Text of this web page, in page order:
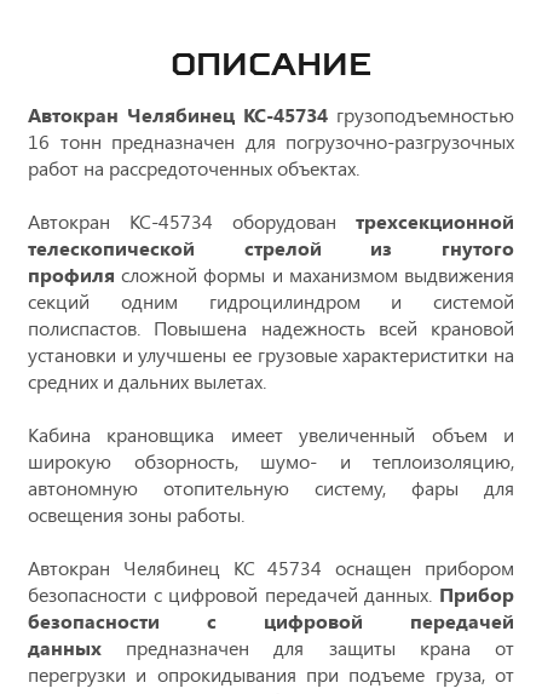
ОПИСАНИЕ
Автокран Челябинец КС-45734 грузоподъемностью
16 тонн предназначен для погрузочно-разгрузочных
работ на рассредоточенных объектах.
Автокран КС-45734 оборудован трехсекционной
телескопической стрелой из гнутого
профиля сложной формы и маханизмом выдвижения
секций одним гидроцилиндром и системой
полиспастов. Повышена надежность всей крановой
установки и улучшены ее грузовые характериститки на
средних и дальних вылетах.
Кабина крановщика имеет увеличенный объем и
широкую обзорность, шумо- и теплоизоляцию,
автономную отопительную систему, фары для
освещения зоны работы.
Автокран Челябинец КС 45734 оснащен прибором
безопасности с цифровой передачей данных. Прибор
безопасности с цифровой передачей
данных предназначен для защиты крана от
перегрузки и опрокидывания при подъеме груза, от